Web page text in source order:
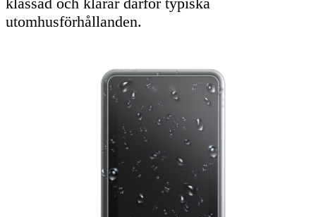
utomhusförhållanden.